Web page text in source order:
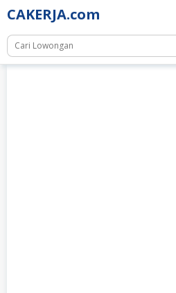
Skip
to
content
CAKERJA.com